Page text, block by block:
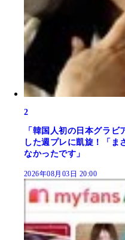
2
「韓国人初の日本グラ
した週プレに凱旋！「ま
なかったです」
2026年08月03日 20:00